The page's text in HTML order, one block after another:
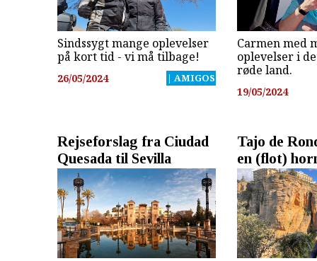
Sindssygt mange oplevelser
på kort tid - vi må tilbage!
26/05/2024 | AMIGOS
Carmen med
oplevelser i
røde land.
19/05/2024
Rejseforslag fra Ciudad
Quesada til Sevilla
Tajo de
en (flot)